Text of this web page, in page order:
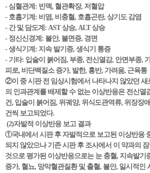
- 심혈관계: 빈맥, 혈관확장, 저혈압
- 호흡기계: 비염, 비충혈, 호흡곤란, 상기도 감염
- 간 및 담도계: AST 상승, ALT 상승
- 정신신경계: 불안, 불면증, 경면
- 생식기계: 지속 발기증, 생식기 통증
- 기타: 입술이 붉어짐, 부종, 전신열감, 안면부종,
피로, 비단백질소 증가, 발한, 홍반, 가려움, 근육통
②이 중 시판 전 임상시험에서 나타나지 않았던 새
의 인과관계를 배제할 수 없는 이상반응은 전신열
건, 입술이 붉어짐, 위궤양, 위식도관역류, 위장장
건씩 보고되었다.
(2)자발적 이상반응 보고 결과
①국내에서 시판 후 자발적으로 보고된 이상반응
되지 않았으나 기존 시판 후 조사에서 이 약과의
것으로 평가된 이상반응으로는 눈 충혈, 지속발기
증가, 혈뇨, 망막혈관질환 및 출혈, 불안, 일시적인